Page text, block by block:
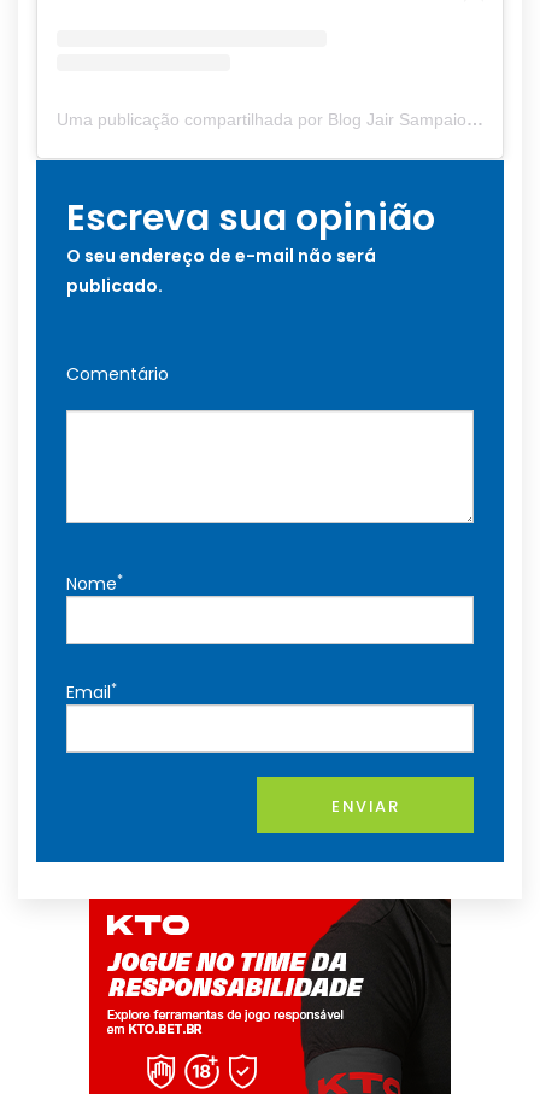
Uma publicação compartilhada por Blog Jair Sampaio (@blogjairsampaio_)
Escreva sua opinião
O seu endereço de e-mail não será
publicado.
Comentário
Nome*
Email*
ENVIAR